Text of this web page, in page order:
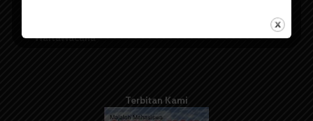
WartaWacana
Terbitan Kami